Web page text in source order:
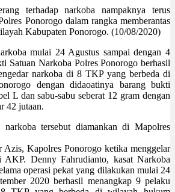
terhadap narkoba nampaknya terus
Ponorogo dalam rangka memberantas
Kabupaten Ponorogo. (10/08/2020)
mulai 24 Agustus sampai dengan 4
Satuan Narkoba Polres Ponorogo berhasil
narkoba di 8 TKP yang berbeda di
dengan didaoatinya barang bukti
L dan sabu-sabu seberat 12 gram dengan
42 jutaan.
narkoba tersebut diamankan di Mapolres
Kapolres Ponorogo ketika menggelar
AKP. Denny Fahrudianto, kasat Narkoba
operasi pekat yang dilakukan mulai 24
2020 berhasil menangkap 9 pelaku